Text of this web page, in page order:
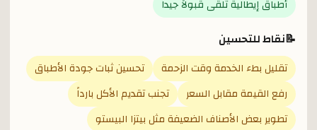
أطباق إيطالية تلقى قبولاً جيداً
📝نقاط للتحسين
تقليل بطء الخدمة وقت الزحمة
تحسين ثبات جودة الأطباق
رفع القيمة مقابل السعر
تجنب تقديم الأكل بارداً
تطوير بعض الأصناف الضعيفة مثل بيتزا البيستو